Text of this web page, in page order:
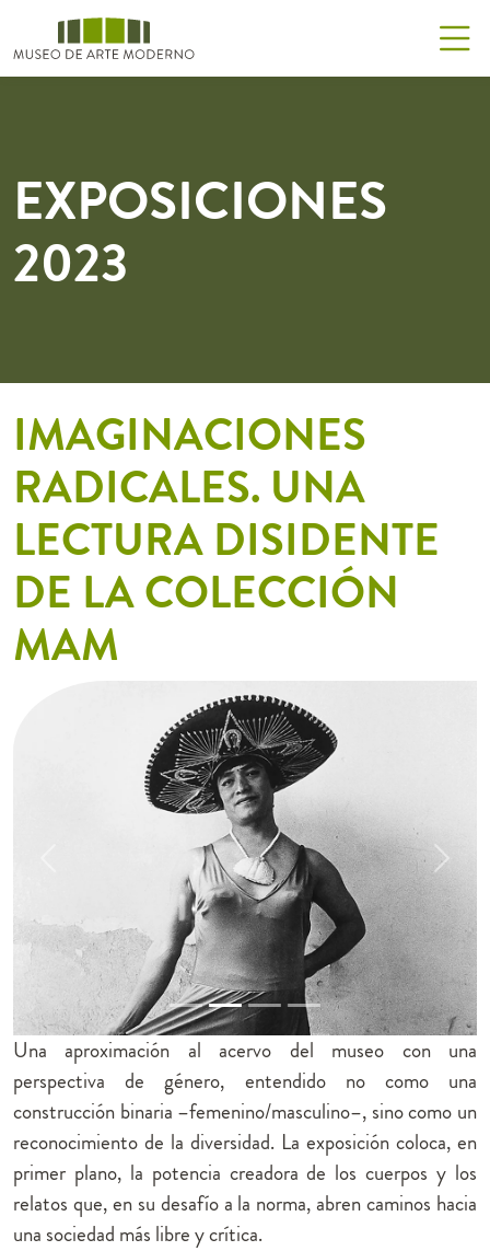
EXPOSICIONES
2023
IMAGINACIONES
RADICALES. UNA
LECTURA DISIDENTE
DE LA COLECCIÓN
MAM
Next
Una aproximación al acervo del museo con una
perspectiva de género, entendido no como una
construcción binaria –femenino/masculino–, sino como un
reconocimiento de la diversidad. La exposición coloca, en
primer plano, la potencia creadora de los cuerpos y los
relatos que, en su desafío a la norma, abren caminos hacia
una sociedad más libre y crítica.